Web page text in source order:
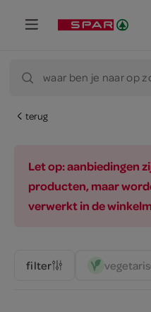
waar ben je naar op
terug
Let op: aanbiedingen
producten, maar
verwerkt in de
filter